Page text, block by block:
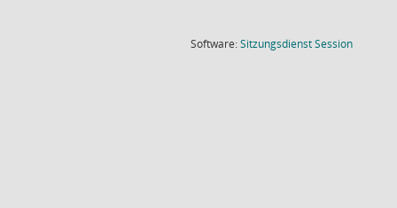
Software:SitzungsdienstSession(Wird in